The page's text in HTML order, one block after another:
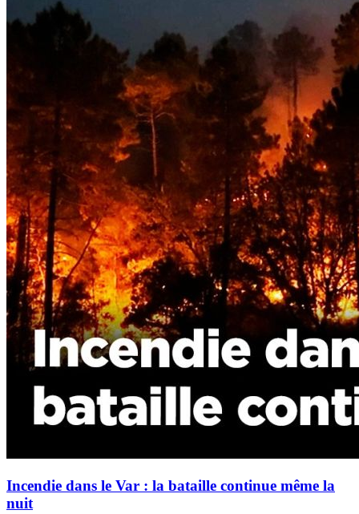
Incendie dans le Var : la bataille continue même la
nuit